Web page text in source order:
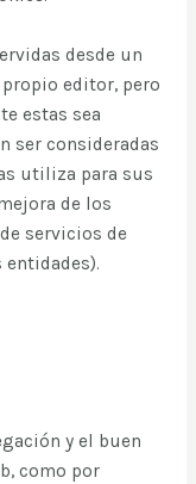
desde un
editor, pero
estas sea
ser consideradas
utiliza para sus
de los
servicios de
y el buen
como por